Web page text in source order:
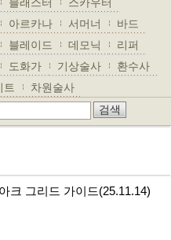
아르카나 서머너
바드
블레이드 데모닉
리퍼
도화가 기상술사
환수사
트
차원술사
크 그리드 가이드(25.11.14)